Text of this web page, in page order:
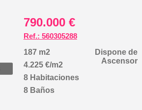
790.000 €
Ref.: 560305288
187 m2
4.225 €/m2
8 Habitaciones
8 Baños
Dispone de
Ascensor